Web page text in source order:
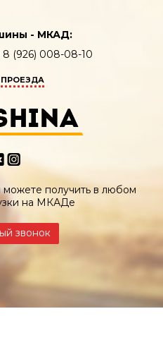
- МКАД:
8 (926) 008-08-10
можете получить в любом
на МКАДе
звонок